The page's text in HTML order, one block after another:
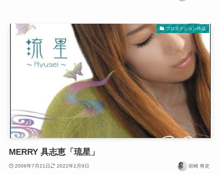
プロダクション作品
MERRY 具志恵「琉星」
2006年7月21日 2022年2月9日 岩崎 将史